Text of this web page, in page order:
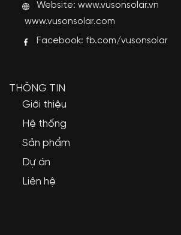
Website:www.vusonsolar.vn
www.vusonsolar.com
Facebook: fb.com/vusonsolar
THÔNG TIN
Giới thiệu
Hệ thống
Sản phẩm
Dự án
Liên hệ